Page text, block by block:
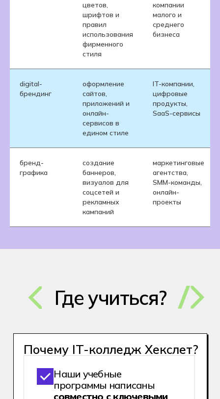
цветов,
шрифтов и
правил
использования
фирменного
стиля
компании
малого и
среднего
бизнеса
digital-
брендинг
оформление
сайтов,
приложений и
онлайн-
сервисов в
едином стиле
IT-компании,
цифровые
продукты,
SaaS-сервисы
бренд-
графика
создание
баннеров,
визуалов для
соцсетей и
рекламных
кампаний
маркетинговые
агентства,
SMM-команды,
онлайн-
проекты
Почему IT-колледж Хекслет?
Наши учебные
программы написаны
совместно с ключевыми
Банк, Сигма, Simbirsoft
IT-колледж,
который предоставляет
два диплома
государственного
образца: Казахстан и
В числе наших
партнеров-
работодателей более
150 компаний. Каждый
гарантию стажировки
желаниисменить
специальность.
Мы заботимся о важном:
во время обучения
студента сопровождают
А еще студенты нарабатывают
портфолио с первого курса.